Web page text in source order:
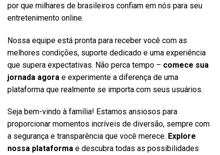
por que milhares de brasileiros confiam em nós para seu
entretenimento online.
Nossa equipe está pronta para receber você com as
melhores condições, suporte dedicado e uma experiência
que supera expectativas. Não perca tempo – comece sua
jornada agora e experimente a diferença de uma
plataforma que realmente se importa com seus usuários.
Seja bem-vindo à família! Estamos ansiosos para
proporcionar momentos incríveis de diversão, sempre com
a segurança e transparência que você merece. Explore
nossa plataforma e descubra todas as possibilidades